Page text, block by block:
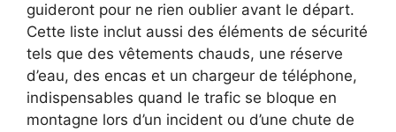
guideront pour ne rien oublier avant le départ.
Cette liste inclut aussi des éléments de sécurité
tels que des vêtements chauds, une réserve
d’eau, des encas et un chargeur de téléphone,
indispensables quand le trafic se bloque en
montagne lors d’un incident ou d’une chute de